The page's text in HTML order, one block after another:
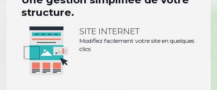
structure.
SITE INTERNET
Modifiez facilement votre site en quelques
clics